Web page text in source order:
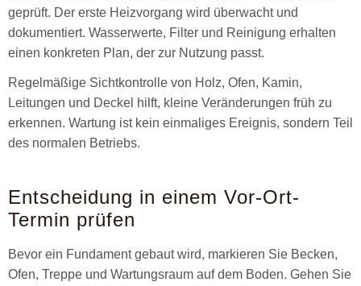
geprüft. Der erste Heizvorgang wird überwacht und
dokumentiert. Wasserwerte, Filter und Reinigung erhalten
einen konkreten Plan, der zur Nutzung passt.
Regelmäßige Sichtkontrolle von Holz, Ofen, Kamin,
Leitungen und Deckel hilft, kleine Veränderungen früh zu
erkennen. Wartung ist kein einmaliges Ereignis, sondern Teil
des normalen Betriebs.
Entscheidung in einem Vor-Ort-
Termin prüfen
Bevor ein Fundament gebaut wird, markieren Sie Becken,
Ofen, Treppe und Wartungsraum auf dem Boden. Gehen Sie